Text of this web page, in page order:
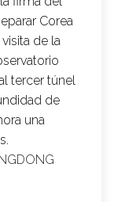
Corea
de la
tercer túnel
de
una